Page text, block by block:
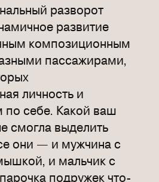
разворот
развитие
композиционным
пассажирами,
личность и
по себе. Какой ваш
смогла выделить
они — и мужчина с
и мальчик с
подружек что-